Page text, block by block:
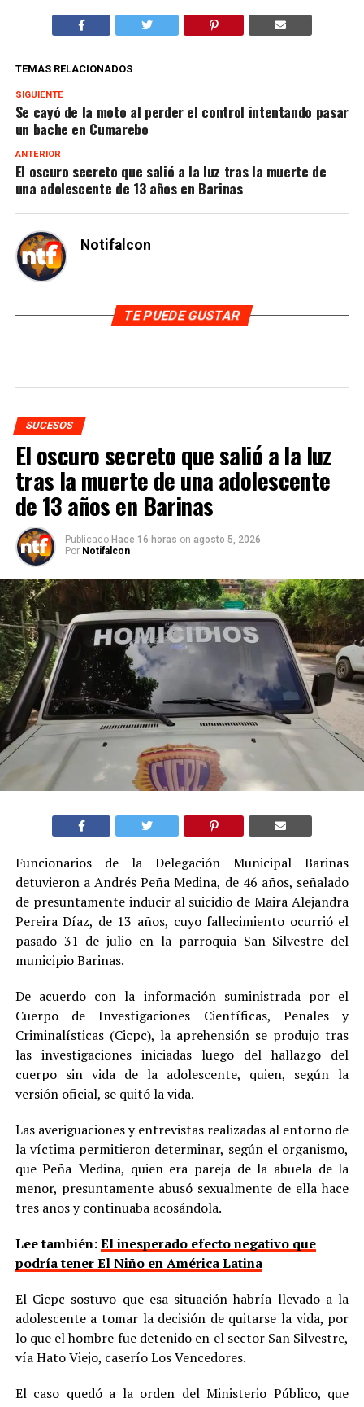
TEMAS RELACIONADOS
SIGUIENTE
Se cayó de la moto al perder el control intentando pasar
un bache en Cumarebo
ANTERIOR
El oscuro secreto que salió a la luz tras la muerte de
una adolescente de 13 años en Barinas
Notifalcon
TE PUEDE GUSTAR
SUCESOS
El oscuro secreto que salió a la luz
tras la muerte de una adolescente
de 13 años en Barinas
Publicado Hace 16 horas on agosto 5, 2026
Por Notifalcon
Funcionarios de la Delegación Municipal Barinas
detuvieron a Andrés Peña Medina, de 46 años, señalado
de presuntamente inducir al suicidio de Maira Alejandra
Pereira Díaz, de 13 años, cuyo fallecimiento ocurrió el
pasado 31 de julio en la parroquia San Silvestre del
municipio Barinas.
De acuerdo con la información suministrada por el
Cuerpo de Investigaciones Científicas, Penales y
Criminalísticas (Cicpc), la aprehensión se produjo tras
las investigaciones iniciadas luego del hallazgo del
cuerpo sin vida de la adolescente, quien, según la
versión oficial, se quitó la vida.
Las averiguaciones y entrevistas realizadas al entorno de
la víctima permitieron determinar, según el organismo,
que Peña Medina, quien era pareja de la abuela de la
menor, presuntamente abusó sexualmente de ella hace
tres años y continuaba acosándola.
Lee también:El inesperado efecto negativo que
podría tener El Niño en América Latina
El Cicpc sostuvo que esa situación habría llevado a la
adolescente a tomar la decisión de quitarse la vida, por
lo que el hombre fue detenido en el sector San Silvestre,
vía Hato Viejo, caserío Los Vencedores.
El caso quedó a la orden del Ministerio Público, que